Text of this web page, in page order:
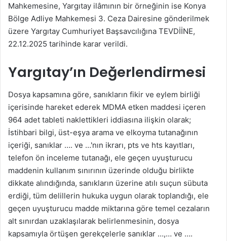
Mahkemesine, Yargıtay ilâmının bir örneğinin ise Konya
Bölge Adliye Mahkemesi 3. Ceza Dairesine gönderilmek
üzere Yargıtay Cumhuriyet Başsavcılığına TEVDİİNE,
22.12.2025 tarihinde karar verildi.
Yargıtay’ın Değerlendirmesi
Dosya kapsamına göre, sanıkların fikir ve eylem birliği
içerisinde hareket ederek MDMA etken maddesi içeren
964 adet tableti naklettikleri iddiasına ilişkin olarak;
İstihbari bilgi, üst-eşya arama ve elkoyma tutanağının
içeriği, sanıklar …. ve …'nın ikrarı, pts ve hts kayıtları,
telefon ön inceleme tutanağı, ele geçen uyuşturucu
maddenin kullanım sınırının üzerinde olduğu birlikte
dikkate alındığında, sanıkların üzerine atılı suçun sübuta
erdiği, tüm delillerin hukuka uygun olarak toplandığı, ele
geçen uyuşturucu madde miktarına göre temel cezaların
alt sınırdan uzaklaşılarak belirlenmesinin, dosya
kapsamıyla örtüşen gerekçelerle sanıklar …,… ve ….